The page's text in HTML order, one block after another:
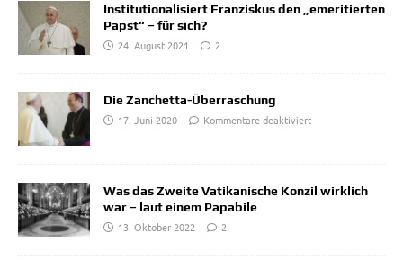
Institutionalisiert Franziskus den „emeritierten
Papst“ – für sich?
24. August 2021
2
Die Zanchetta-Überraschung
17. Juni 2020
Kommentare deaktiviert
Was das Zweite Vatikanische Konzil wirklich
war – laut einem Papabile
13. Oktober 2022
2